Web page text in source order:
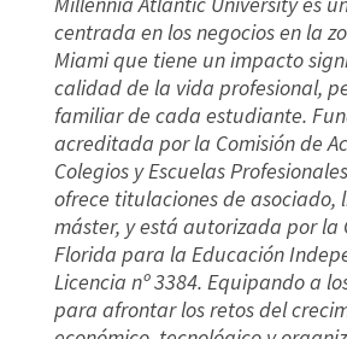
centrada en los negocios en la
Miami que tiene un impacto
calidad de la vida profesional,
familiar de cada estudiante.
acreditada por la Comisión de
Colegios y Escuelas Profesionales
ofrece titulaciones de asociado,
máster, y está autorizada por la
Florida para la Educación
Licencia nº 3384. Equipando a
para afrontar los retos del